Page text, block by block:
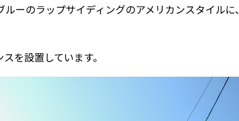
ーのラップサイディングのアメリカンスタイルに、
を設置しています。